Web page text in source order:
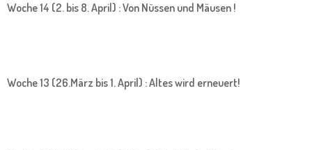
Woche 14 (2. bis 8. April) : Von Nüssen und Mäusen !
Woche 13 (26.März bis 1. April) : Altes wird erneuert!